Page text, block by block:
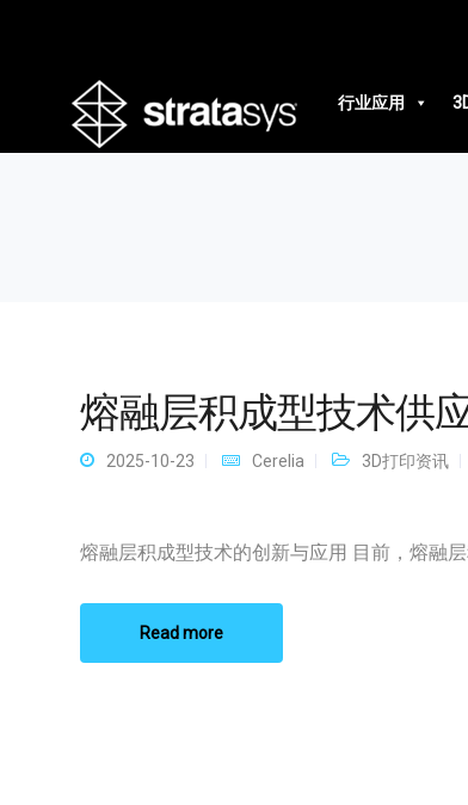
行业应用
熔融层积成型技术供
2025-10-23 Cerelia 3D打印资讯
熔融层积成型技术的创新与应用 目前，熔融
Read more